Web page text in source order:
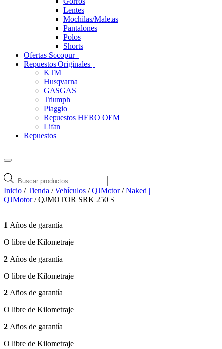
Lentes
Mochilas/Maletas
Pantalones
Polos
Shorts
Ofertas Socopur
Repuestos Originales
KTM
Husqvarna
GASGAS
Triumph
Piaggio
Repuestos HERO OEM
Lifan
Repuestos
Búsqueda
de
productos
Inicio /Tienda /Vehículos /QJMotor/Naked |
QJMotor/ QJMOTOR SRK 250 S
1 Años de garantía
O libre de Kilometraje
2 Años de garantía
O libre de Kilometraje
2 Años de garantía
O libre de Kilometraje
2 Años de garantía
O libre de Kilometraje